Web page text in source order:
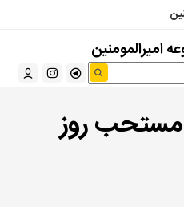
...
امیرالمومنین
مستحب روز